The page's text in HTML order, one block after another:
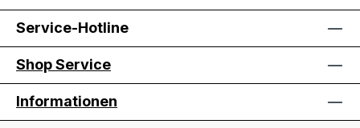
Service-Hotline
Shop Service
Informationen